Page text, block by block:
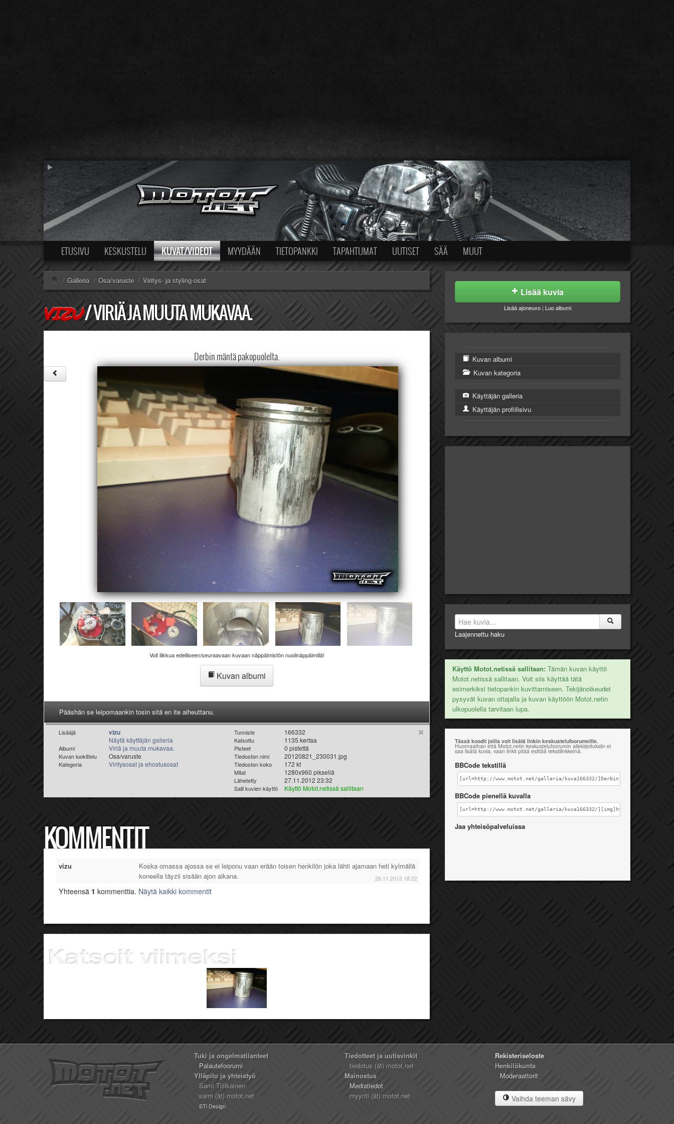
ETUSIVU KESKUSTELU KUVAT/VIDEOT MYYDÄÄN TIETOPANKKI TAPAHTUMAT UUTISET SÄÄ MUUT
/ Galleria / Osa/varuste / Viritys- ja styling-osat
VIZU/VIRIÄ JA MUUTA MUKAVAA.
Derbin mäntä pakopuolelta.
Voit liikkua edelliseen/seuraavaan kuvaan näppäimistön nuolinäppäimillä!
Kuvan albumi
Pääshän se leipomaankin tosin sitä en ite aiheuttanu.
Lisääjä vizu
Näytä käyttäjän galleria
Albumi Viriä ja muuta mukavaa.
Kuvan luokittelu Osa/varuste
Kategoria Viritysosat ja ehostusosat
Tunniste 166332
Katsottu 1135 kertaa
Pisteet 0 pistettä
Tiedoston nimi 20120821_230031.jpg
Tiedoston koko 172 kt
Mitat 1280x960 pikseliä
Lähetetty 27.11.2012 23:32
Salli kuvien käyttö Käyttö Motot.netissä sallitaan
KOMMENTIT
vizu
Koska omassa ajossa se ei leiponu vaan erään toisen henkilön joka lähti ajamaan heti kylmällä
koneella täyzii sisään ajon aikana.
28.11.2012 18:22
Yhteensä 1 kommenttia. Näytä kaikki kommentit
Lisää kuvia
Lisää ajoneuvo | Luo albumi
Kuvan albumi
Kuvan kategoria
Käyttäjän galleria
Käyttäjän profiilisivu
Laajennettu haku
Käyttö Motot.netissä sallitaan: Tämän kuvan käyttö
Motot.netissä sallitaan. Voit siis käyttää tätä
esimerkiksi tietopankin kuvittamiseen. Tekijänoikeudet
pysyvät kuvan ottajalla ja kuvan käyttöön Motot.netin
ulkopuolella tarvitaan lupa.
Tässä koodit joilla voit lisätä linkin keskustelufoorumeille.
Huomaathan että Motot.netin keskustelufoorumin allekirjoituksiin ei
saa lisätä kuvia, vaan linkit pitää esittää tekstilinkkeinä.
BBCode tekstillä
[url=http://www.motot.net/galleria/kuva166332/]Derbin mäntä
BBCode pienellä kuvalla
[url=http://www.motot.net/galleria/kuva166332/][img]http://
Jaa yhteisöpalveluissa
Tuki ja ongelmatilanteet
Palautefoorumi
Ylläpito ja yhteistyö
Sami Tiilikainen
sami (ät) motot.net
STi Design
Tiedotteet ja uutisvinkit
tiedotus (ät) motot.net
Mainostus
Mediatiedot
myynti (ät) motot.net
Rekisteriseloste
Henkilökunta
Moderaattorit
Vaihda teeman sävy